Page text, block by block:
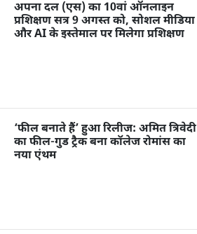
अपना दल (एस) का 10वां ऑनलाइन
प्रशिक्षण सत्र 9 अगस्त को, सोशल मीडिया
और AI के इस्तेमाल पर मिलेगा प्रशिक्षण
‘फील बनाते हैं’ हुआ रिलीज: अमित त्रिवेदी
का फील-गुड ट्रैक बना कॉलेज रोमांस का
नया एंथम